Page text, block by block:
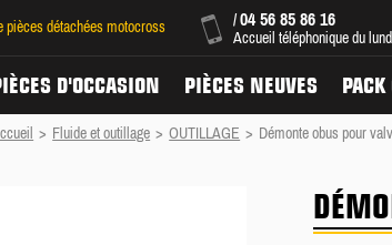
/04 56 85 86 16
Accueil téléphonique du
pièces détachées motocross
D'OCCASION PIÈCES NEUVES
> Fluide et outillage > OUTILLAGE > Démonte obus pour